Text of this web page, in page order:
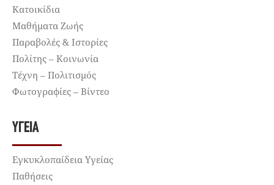
Κατοικίδια
Μαθήματα Ζωής
Παραβολές & Ιστορίες
Πολίτης – Κοινωνία
Τέχνη – Πολιτισμός
Φωτογραφίες – Βίντεο
ΥΓΕΊΑ
Εγκυκλοπαίδεια Υγείας
Παθήσεις